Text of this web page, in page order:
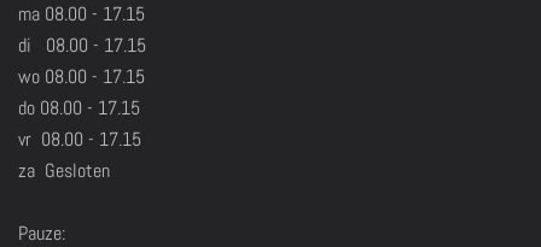
ma 08.00 - 17.15
di 08.00 - 17.15
wo 08.00 - 17.15
do 08.00 - 17.15
vr 08.00 - 17.15
za Gesloten
Pauze: